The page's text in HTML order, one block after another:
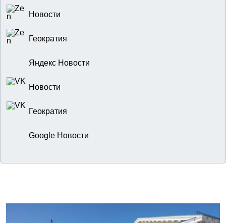
Новости
Геократия
Яндекс Новости
Новости
Геократия
Google Новости